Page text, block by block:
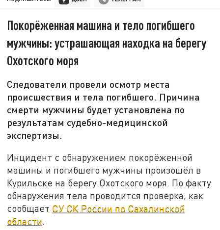
Покорёженная машина и тело погибшего
мужчины: устрашающая находка на берегу
Охотского моря
Следователи провели осмотр места
происшествия и тела погибшего. Причина
смерти мужчины будет установлена по
результатам судебно-медицинской
экспертизы.
Инцидент с обнаружением покорёженной
машины и погибшего мужчины произошёл в
Курильске на берегу Охотского моря. По факту
обнаружения тела проводится проверка, как
сообщает СУ СК России по Сахалинской
области.